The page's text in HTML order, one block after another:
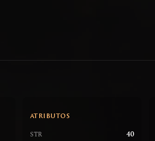
ATRIBUTOS
STR 40